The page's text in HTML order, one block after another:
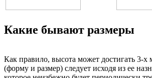
Какие бывают размеры
Как правило, высота может достигать 3-
(форму и размер) следует исходя из ее